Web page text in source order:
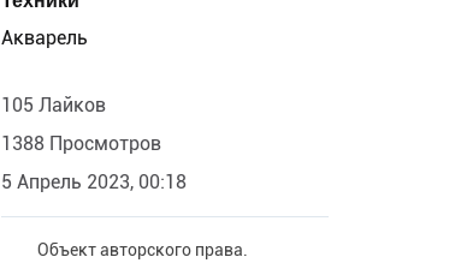
Акварель
105 Лайков
1388 Просмотров
5 Апрель 2023, 00:18
Объект авторского права.